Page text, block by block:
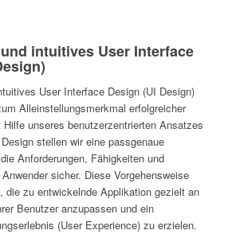
intuitives User Interface
User Interface Design (UI Design)
Alleinstellungsmerkmal erfolgreicher
unseres benutzerzentrierten Ansatzes
stellen wir eine passgenaue
Anforderungen, Fähigkeiten und
sicher. Diese Vorgehensweise
die zu entwickelnde Applikation gezielt an
Benutzer anzupassen und ein
(User Experience) zu erzielen.